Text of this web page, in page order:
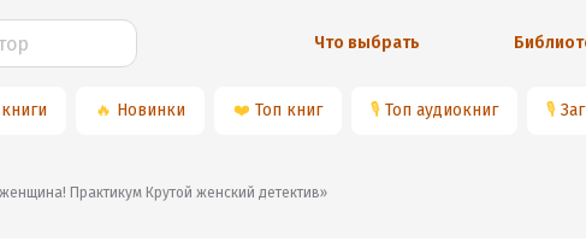
Что выбрать
🔥 Новинки ❤️ Топ книг 🎙 Топ аудиокниг 🎙
женщина! Практикум Крутой женский детектив»